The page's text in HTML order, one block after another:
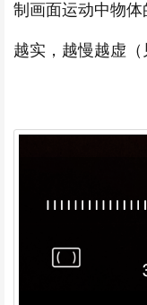
制画面运动中物
越实，越慢越虚（